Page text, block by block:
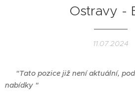
Ostravy -
11.07.2024
"Tato pozice již není aktuální,
nabídky "